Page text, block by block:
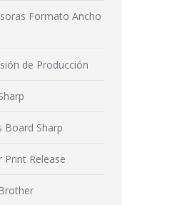
Formato Ancho
de Producción
Board Sharp
Print Release